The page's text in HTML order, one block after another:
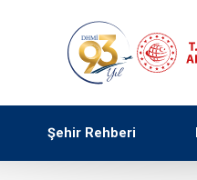
Şehir Rehberi